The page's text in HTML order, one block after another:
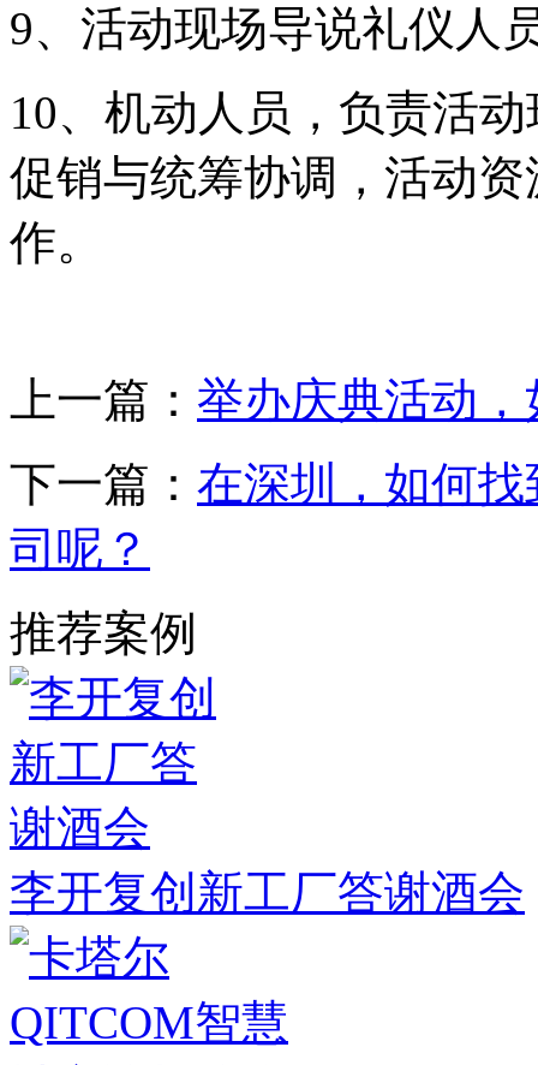
9、活动现场导说礼仪人
10、机动人员，负责活
促销与统筹协调，活动
作。
上一篇： 举办庆典活动
下一篇： 在深圳，如何
司呢？
推荐案例
李开复创新工厂答谢酒会